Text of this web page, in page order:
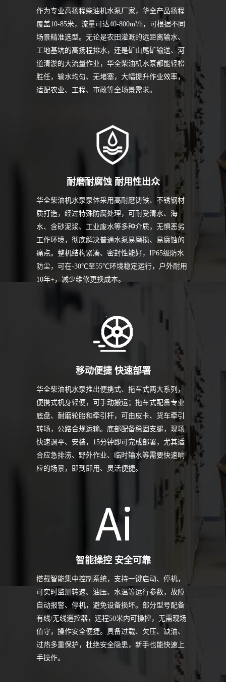
作为专业高扬程柴油机水泵厂家，华全产品扬程
覆盖10-85米，流量可达40-800m³/h，可根据不同
场景精准选型。无论是农田灌溉的远距离输水、
工地基坑的高扬程排水，还是矿山尾矿输送、河
道清淤的大流量作业，华全柴油机水泵都能轻松
胜任，输水均匀、无堵塞，大幅提升作业效率，
适配农业、工程、市政等全场景需求。
耐磨耐腐蚀 耐用性出众
华全柴油机水泵泵体采用高耐磨铸铁、不锈钢材
质打造，经过特殊防腐处理，可耐受清水、海
水、含砂泥浆、工业废水等多种介质，无惧恶劣
工作环境，彻底解决普通水泵易磨损、易腐蚀的
痛点。整机结构紧凑、密封性能好，IP65级防水
防尘，可在-30℃至55℃环境稳定运行，户外耐用
10年+，减少维修更换成本。
移动便捷 快速部署
华全柴油机水泵推出便携式、拖车式两大系列，
便携式机身轻便，可手动搬运；拖车式配备专业
底盘、耐磨轮胎和牵引杆，可由皮卡、货车牵引
转场，公路合规运输。底部配备稳固支腿，现场
快速调平、安装，15分钟即可完成部署，尤其适
合应急排涝、野外作业、临时输水等需要快速响
应的场景，即到即用、灵活便捷。
智能操控 安全可靠
搭载智能集中控制系统，支持一键启动、停机，
可实时监测转速、油压、水温等运行参数，故障
自动报警、停机，避免设备损坏。部分型号配备
有线/无线遥控器，远程50米内可操控，无需现场
值守，操作安全便捷。具备过载、欠压、缺油、
过热多重保护，杜绝安全隐患，新手也能快速上
手操作。